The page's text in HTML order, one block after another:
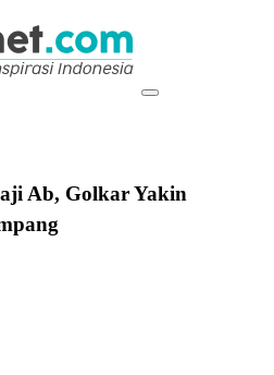
Ab, Golkar Yakin